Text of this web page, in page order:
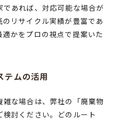
あれば、対応可能な場合が
リサイクル実績が豊富であ
かをプロの視点で提案いた
テムの活用
な場合は、弊社の「廃棄物
討ください。どのルート